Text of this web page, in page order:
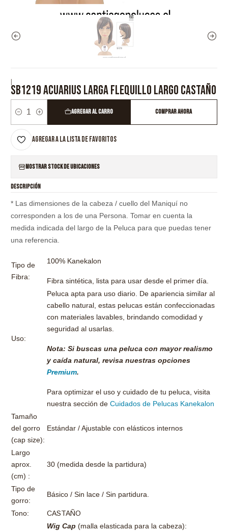
|
SB1219 ACUARIUS LARGA FLEQUILLO LARGO CASTAÑO
Cantidad
Agregar al Carro Comprar ahora
Agregar a la lista de favoritos
Mostrar stock de ubicaciones
DESCRIPCIÓN
* Las dimensiones de la cabeza / cuello del Maniquí no
corresponden a los de una Persona. Tomar en cuenta la
medida indicada del largo de la Peluca para que puedas tener
una referencia.
Tipo de
Fibra:
100% Kanekalon
Fibra sintética, lista para usar desde el primer día.
Uso:
Peluca apta para uso diario. De apariencia similar al
cabello natural, estas pelucas están confeccionadas
con materiales lavables, brindando comodidad y
seguridad al usarlas.
Nota: Si buscas una peluca con mayor realismo
y caída natural, revisa nuestras opciones
Premium.
Para optimizar el uso y cuidado de tu peluca, visita
nuestra sección de Cuidados de Pelucas Kanekalon
Tamaño
del gorro
(cap size):
Estándar / Ajustable con elásticos internos
Largo
aprox.
(cm) :
30 (medida desde la partidura)
Tipo de
gorro:
Básico / Sin lace / Sin partidura.
Tono: CASTAÑO
Wig Cap (malla elasticada para la cabeza):